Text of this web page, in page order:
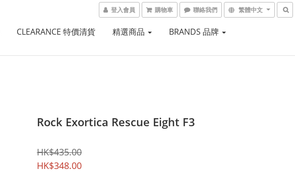
登入會員 購物車 聯絡我們 繁體中文
CLEARANCE 特價清貨 精選商品 BRANDS 品牌
Rock Exortica Rescue Eight F3
HK$435.00
HK$348.00